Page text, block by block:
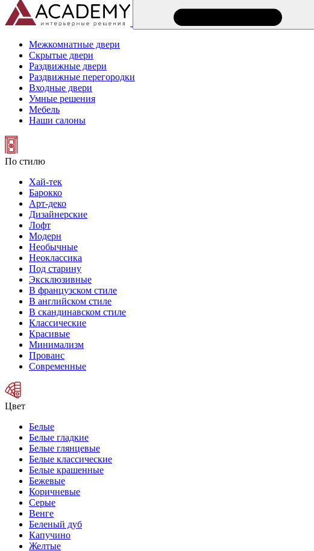
Межкомнатные двери
Скрытые двери
Раздвижные двери
Раздвижные перегородки
Входные двери
Умные решения
Мебель
Наши салоны
По стилю
Хай-тек
Барокко
Арт-деко
Дизайнерские
Лофт
Модерн
Необычные
Неоклассика
Под старину
Эксклюзивные
В французском стиле
В английском стиле
В скандинавском стиле
Классические
Красивые
Минимализм
Прованс
Современные
Цвет
Белые
Белые гладкие
Белые глянцевые
Белые классические
Белые крашенные
Бежевые
Коричневые
Серые
Венге
Беленый дуб
Капучино
Желтые